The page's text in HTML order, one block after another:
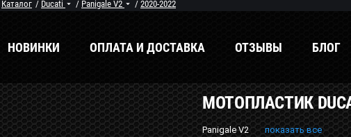
Мы в соцсетях
НОВИНКИ ОПЛАТА И ДОСТАВКА ОТЗЫВЫ БЛОГ
Каталог / Ducati / Panigale V2 / 2020-2022
МОТОПЛАСТИК
Panigale V2 показать все